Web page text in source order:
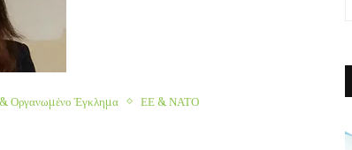
Οργανωμένο Έγκλημα ΕΕ & ΝΑΤΟ